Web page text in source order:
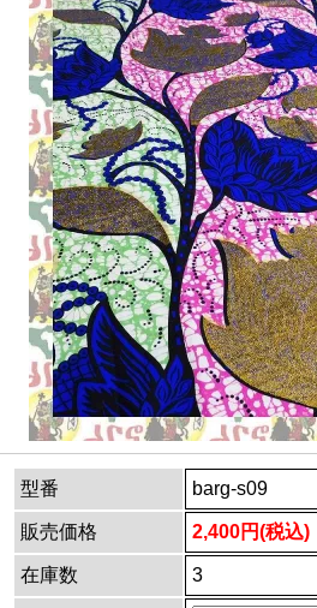
型番 barg-s09
販売価格 2,400円(税込)
在庫数 3